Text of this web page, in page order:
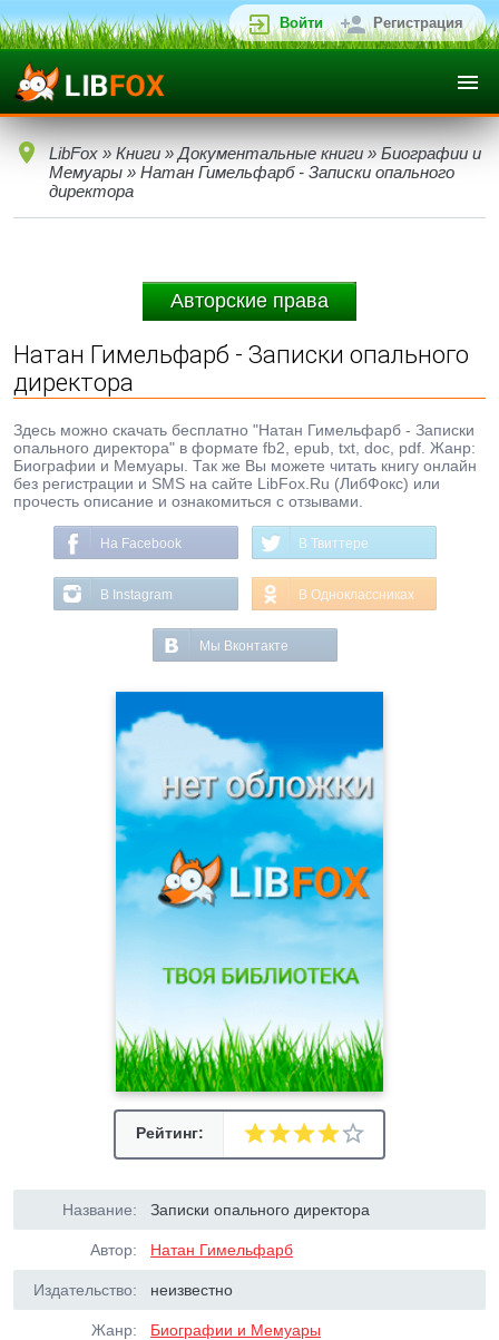
Войти Регистрация
LibFox » Книги » Документальные книги » Биографии и
Мемуары » Натан Гимельфарб - Записки опального
директора
Авторские права
Натан Гимельфарб - Записки опального
директора
Здесь можно скачать бесплатно "Натан Гимельфарб - Записки
опального директора" в формате fb2, epub, txt, doc, pdf. Жанр:
Биографии и Мемуары. Так же Вы можете читать книгу онлайн
без регистрации и SMS на сайте LibFox.Ru (ЛибФокс) или
прочесть описание и ознакомиться с отзывами.
На Facebook В Твиттере
В Instagram В Одноклассниках
Мы Вконтакте
Рейтинг:
Название: Записки опального директора
Автор: Натан Гимельфарб
Издательство: неизвестно
Жанр: Биографии и Мемуары